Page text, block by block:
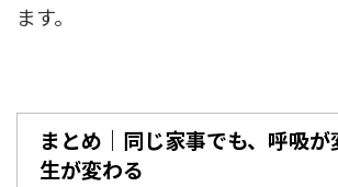
ます。
まとめ｜同じ家事でも、呼吸が
生が変わる